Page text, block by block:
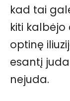
kad tai
kiti
optinę
esantį
nejuda.